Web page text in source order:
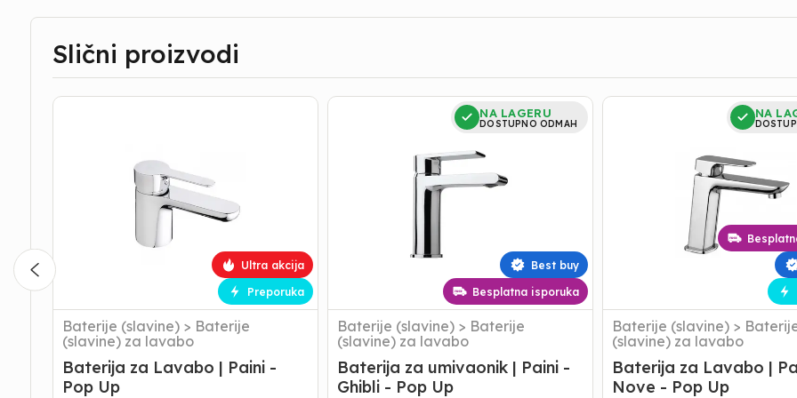
Slični proizvodi
Baterija
Ultra akcija
Preporuka
Baterije (slavine) > Baterije
(slavine) za lavabo
Baterija za Lavabo | Paini -
Pop Up
Baterija
Best buy
Besplatna isporuka
NA LAGERU
DOSTUPNO ODMAH
Baterije (slavine) > Baterije
(slavine) za lavabo
Baterija za umivaonik | Paini -
Ghibli - Pop Up
Baterija
NA
Baterije (slavine) >
(slavine) za lavabo
Baterija za Lavabo |
Nove - Pop Up